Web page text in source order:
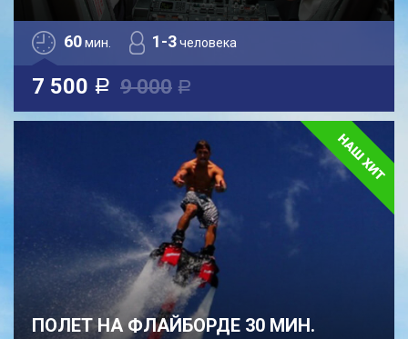
60мин. 1-3человека
7 500 a 9 000 a
ПОЛЕТ НА ФЛАЙБОРДЕ 30 МИН.